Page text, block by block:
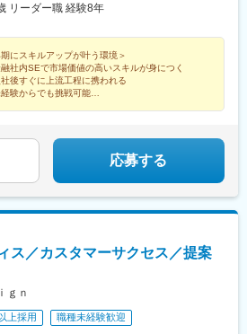
リーダー職 経験8年
期にスキルアップが叶う環境＞
社内SEで市場価値の高いスキルが身につく
後すぐに上流工程に携われる
験からでも挑戦可能
応募する
ス／カスタマーサクセス／提案
ｇｎ
上採用
職種未経験歓迎